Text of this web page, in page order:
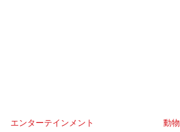
エンターテインメント
動物